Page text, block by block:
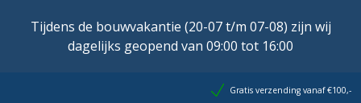
Tijdens de bouwvakantie (20-07 t/m 07-08) zijn wij
dagelijks geopend van 09:00 tot 16:00
Gratis verzending vanaf €100,-